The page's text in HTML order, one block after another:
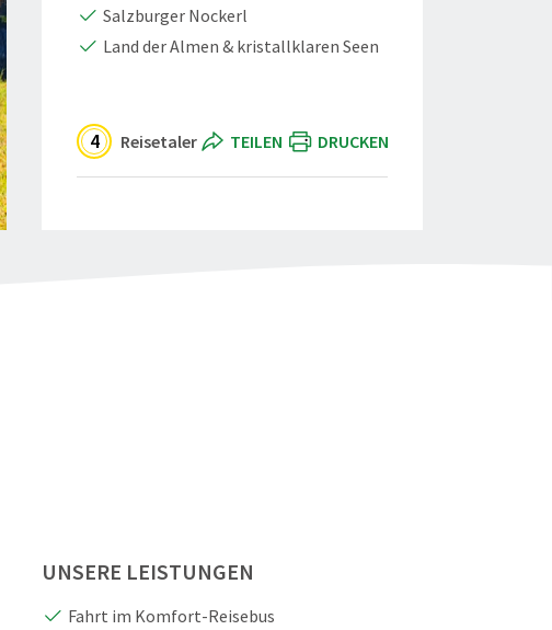
Salzburger Nockerl
Land der Almen & kristallklaren Seen
4 Reisetaler TEILEN DRUCKEN
UNSERE LEISTUNGEN
Fahrt im Komfort-Reisebus